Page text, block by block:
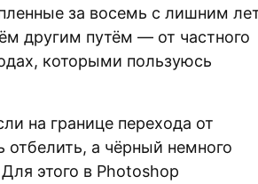
за восемь с лишним
другим путём — от частного
которыми пользуюсь
на границе перехода от
отбелить, а чёрный немного
этого в Photoshop